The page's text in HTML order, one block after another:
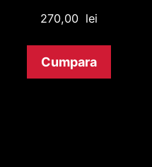
270,00 lei
Cumpara